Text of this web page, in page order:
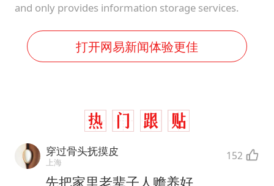
and only provides information storage services.
打开网易新闻体验更佳
穿过骨头抚摸皮
上海 152
先把家里老辈子人赡养好